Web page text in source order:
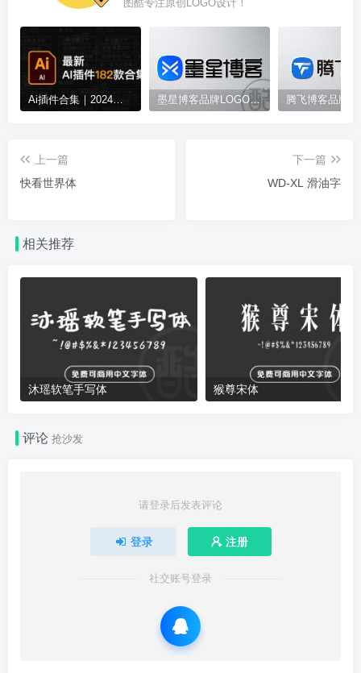
图酷专注原创LOGO设计！
Ai插件合集｜2024全新 AI 脚本插件 182 款合集，一键安装！ 墨星博客品牌LOGO案例
上一篇
快看世界体
下一篇
WD-XL 滑油字
相关推荐
沐瑶软笔手写体 猴尊宋体
评论抢沙发
请登录后发表评论
登录 注册
社交账号登录